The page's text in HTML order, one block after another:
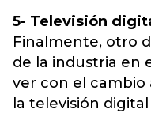
5- Televisión
Finalmente, otro
de la industria en
ver con el cambio
la televisión